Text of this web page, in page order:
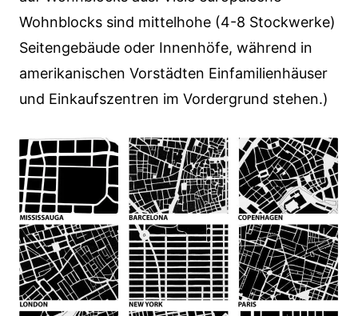
Wohnblocks sind mittelhohe (4-8 Stockwerke)
Seitengebäude oder Innenhöfe, während in
amerikanischen Vorstädten Einfamilienhäuser
und Einkaufszentren im Vordergrund stehen.)